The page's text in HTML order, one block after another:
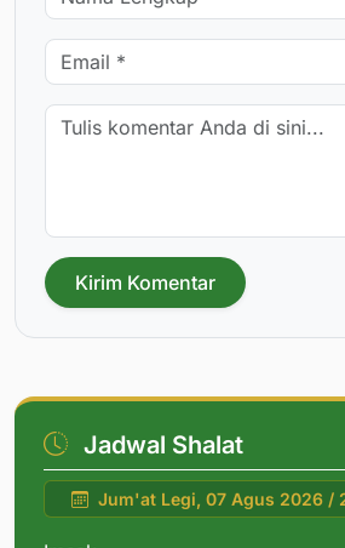
Kirim Komentar
Jadwal Shalat
Jum'at Legi, 07 Agus 2026 /